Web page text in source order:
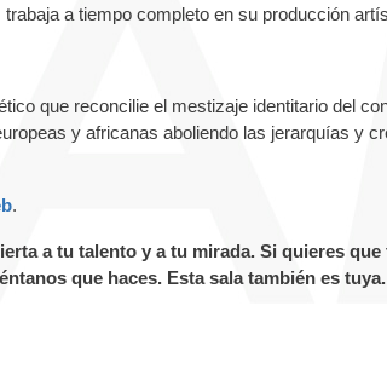
a tiempo completo en su producción
que reconcilie el mestizaje identitario del
y africanas aboliendo las jerarquías y
.
a tu talento y a tu mirada. Si quieres
que haces. Esta sala también es